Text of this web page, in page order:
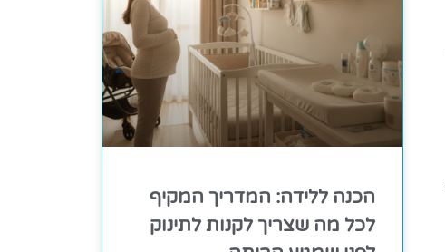
הכנה ללידה: המדריך המקיף
לכל מה שצריך לקנות לתינוק